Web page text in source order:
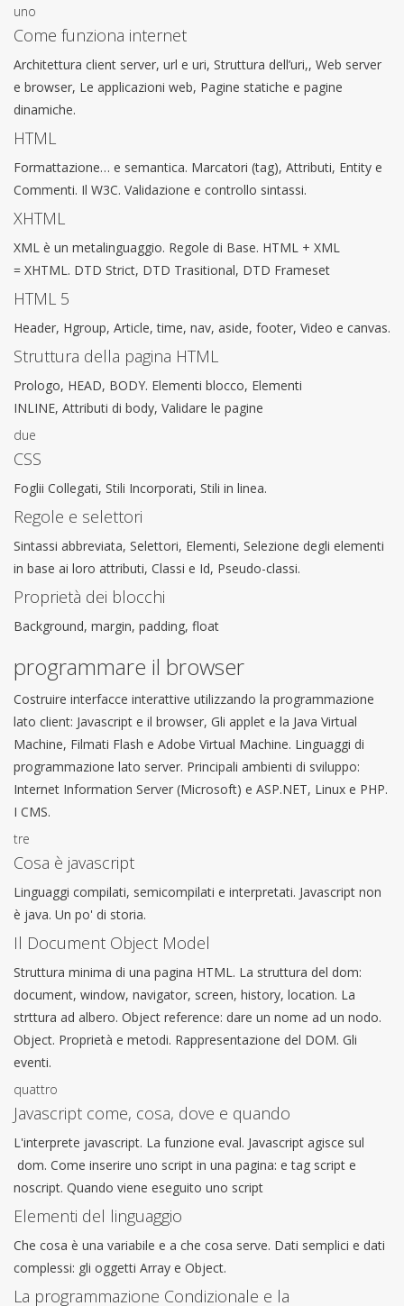
uno
Come funziona internet
Architettura client server, url e uri, Struttura dell’uri,, Web server
e browser, Le applicazioni web, Pagine statiche e pagine
dinamiche.
HTML
Formattazione… e semantica. Marcatori (tag), Attributi, Entity e
Commenti. Il W3C. Validazione e controllo sintassi.
XHTML
XML è un metalinguaggio. Regole di Base. HTML + XML
= XHTML. DTD Strict, DTD Trasitional, DTD Frameset
HTML 5
Header, Hgroup, Article, time, nav, aside, footer, Video e canvas.
Struttura della pagina HTML
Prologo, HEAD, BODY. Elementi blocco, Elementi
INLINE, Attributi di body, Validare le pagine
due
CSS
Foglii Collegati, Stili Incorporati, Stili in linea.
Regole e selettori
Sintassi abbreviata, Selettori, Elementi, Selezione degli elementi
in base ai loro attributi, Classi e Id, Pseudo-classi.
Proprietà dei blocchi
Background, margin, padding, float
programmare il browser
Costruire interfacce interattive utilizzando la programmazione
lato client: Javascript e il browser, Gli applet e la Java Virtual
Machine, Filmati Flash e Adobe Virtual Machine. Linguaggi di
programmazione lato server. Principali ambienti di sviluppo:
Internet Information Server (Microsoft) e ASP.NET, Linux e PHP.
I CMS.
tre
Cosa è javascript
Linguaggi compilati, semicompilati e interpretati. Javascript non
è java. Un po' di storia.
Il Document Object Model
Struttura minima di una pagina HTML. La struttura del dom:
document, window, navigator, screen, history, location. La
strttura ad albero. Object reference: dare un nome ad un nodo.
Object. Proprietà e metodi. Rappresentazione del DOM. Gli
eventi.
quattro
Javascript come, cosa, dove e quando
L'interprete javascript. La funzione eval. Javascript agisce sul
dom. Come inserire uno script in una pagina: e tag script e
noscript. Quando viene eseguito uno script
Elementi del linguaggio
Che cosa è una variabile e a che cosa serve. Dati semplici e dati
complessi: gli oggetti Array e Object.
La programmazione Condizionale e la